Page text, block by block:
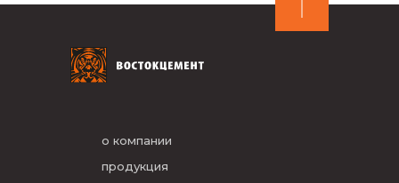
о компании
продукция